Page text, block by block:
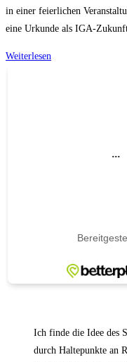
Politics
Award
in einer feierlichen
eine Urkunde als IGA-
Weiterlesen
Ich finde die Idee des
durch Haltepunkte an